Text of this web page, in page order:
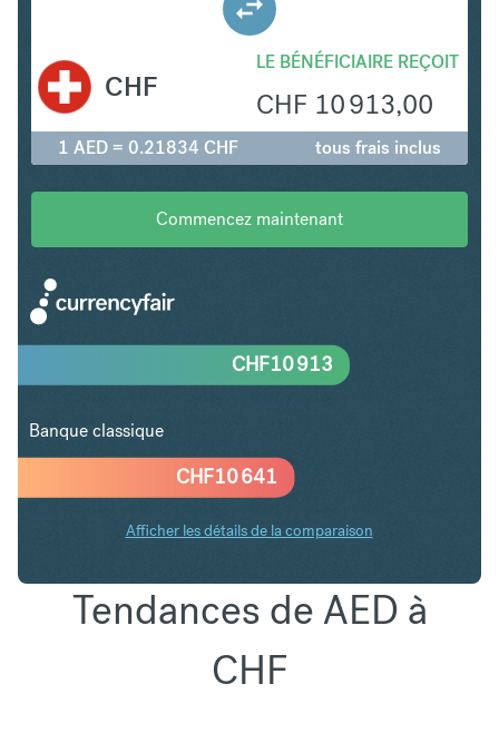
LE BÉNÉFICIAIRE REÇOIT
CHF 10 913,00
CHF
1 AED = 0.21834 CHF tous frais inclus
Commencez maintenant
CHF10 641
CHF10 913
Banque classique
Afficher les détails de la comparaison
Tendances de AED à
CHF